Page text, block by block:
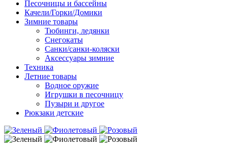
Песочницы и бассейны
Качели/Горки/Домики
Зимние товары
Тюбинги, ледянки
Снегокаты
Санки/санки-коляски
Аксессуары зимние
Техника
Летние товары
Водное оружие
Игрушки в песочницу
Пузыри и другое
Рюкзаки детские